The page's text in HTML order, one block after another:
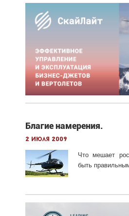
Благие намерения.
2 июля 2009
Что мешает
быть